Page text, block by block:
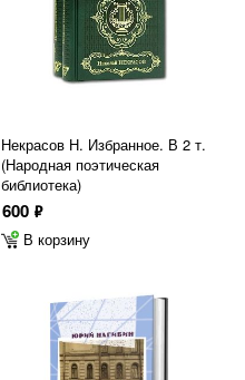
Некрасов Н. Избранное. В 2 т.
(Народная поэтическая
библиотека)
600 ф
В корзину